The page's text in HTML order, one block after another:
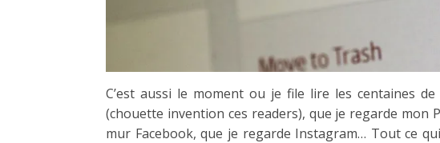
C’est aussi le moment ou je file lire les centaines
(chouette invention ces readers), que je regarde
mur Facebook, que je regarde Instagram… Tout ce